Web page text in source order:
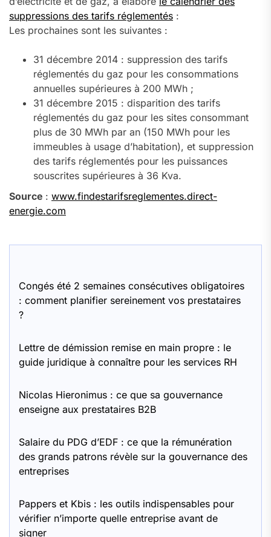
suppressions des tarifs réglementés :
Les prochaines sont les suivantes :
31 décembre 2014 : suppression des tarifs
réglementés du gaz pour les consommations
annuelles supérieures à 200 MWh ;
31 décembre 2015 : disparition des tarifs
réglementés du gaz pour les sites consommant
plus de 30 MWh par an (150 MWh pour les
immeubles à usage d’habitation), et suppression
des tarifs réglementés pour les puissances
souscrites supérieures à 36 Kva.
Source : www.findestarifsreglementes.direct-
energie.com
Congés été 2 semaines consécutives obligatoires
: comment planifier sereinement vos prestataires
?
Lettre de démission remise en main propre : le
guide juridique à connaître pour les services RH
Nicolas Hieronimus : ce que sa gouvernance
enseigne aux prestataires B2B
Salaire du PDG d’EDF : ce que la rémunération
des grands patrons révèle sur la gouvernance des
entreprises
Pappers et Kbis : les outils indispensables pour
vérifier n’importe quelle entreprise avant de
signer